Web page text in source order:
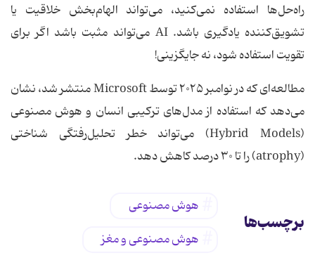
راه‌حل‌ها استفاده نمی‌کنید، می‌تواند الهام‌بخش خلاقیت یا
تشویق‌کننده یادگیری باشد. AI می‌تواند مثبت باشد اگر برای
تقویت استفاده شود، نه جایگزینی!
مطالعه‌ای که در نوامبر ۲۰۲۵ توسط Microsoft منتشر شد، نشان
می‌دهد که استفاده از مدل‌های ترکیبی انسان و هوش مصنوعی
(Hybrid Models) می‌تواند خطر تحلیل‌رفتگی شناختی
(atrophy) را تا ۳۰ درصد کاهش دهد.
برچسب‌ها
هوش مصنوعی
هوش مصنوعی و مغز